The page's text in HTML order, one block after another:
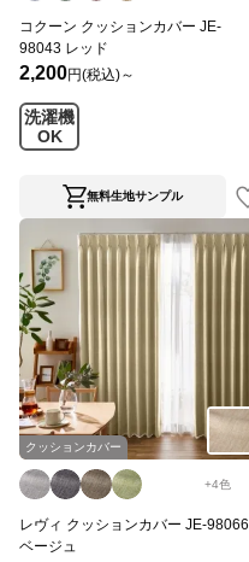
コクーン クッションカバー JE-
98043 レッド
2,200円(税込)～
洗濯機
OK
無料生地サンプル
クッションカバー
+4色
レヴィ クッションカバー JE-98066
ベージュ